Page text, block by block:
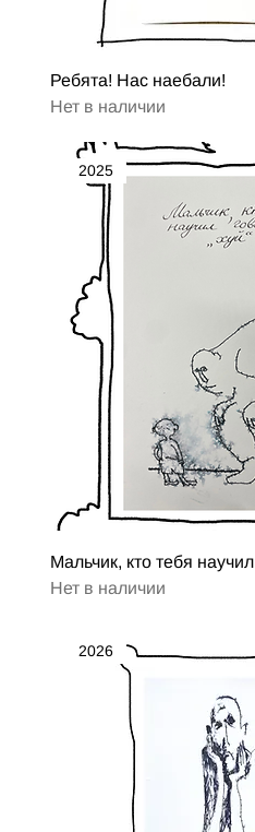
Ребята! Нас наебали!
Нет в наличии
2025
Мальчик, кто тебя научил
Нет в наличии
2026